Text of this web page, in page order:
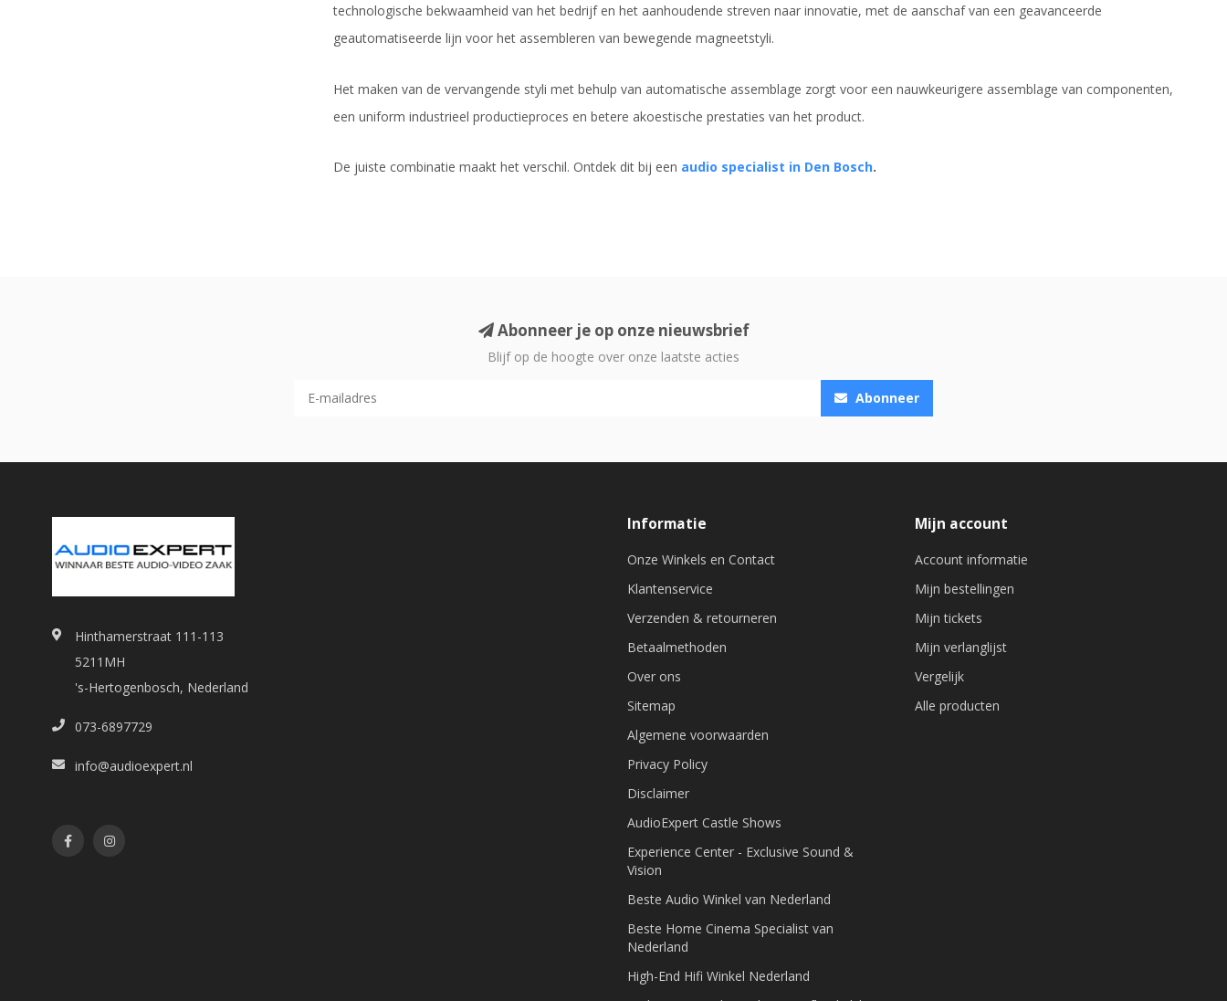
technologische bekwaamheid van het bedrijf en het aanhoudende streven naar innovatie, met de aanschaf van een geavanceerde
geautomatiseerde lijn voor het assembleren van bewegende magneetstyli.
Het maken van de vervangende styli met behulp van automatische assemblage zorgt voor een nauwkeurigere assemblage van componenten,
een uniform industrieel productieproces en betere akoestische prestaties van het product.
De juiste combinatie maakt het verschil. Ontdek dit bij een audio specialist in Den Bosch.
Abonneer je op onze nieuwsbrief
Blijf op de hoogte over onze laatste acties
Abonneer
Hinthamerstraat 111-113
5211MH
's-Hertogenbosch, Nederland
073-6897729
info@audioexpert.nl
Informatie
Onze Winkels en Contact
Klantenservice
Verzenden & retourneren
Betaalmethoden
Over ons
Sitemap
Algemene voorwaarden
Privacy Policy
Disclaimer
AudioExpert Castle Shows
Experience Center - Exclusive Sound &
Vision
Beste Audio Winkel van Nederland
Beste Home Cinema Specialist van
Nederland
High-End Hifi Winkel Nederland
Mijn account
Account informatie
Mijn bestellingen
Mijn tickets
Mijn verlanglijst
Vergelijk
Alle producten